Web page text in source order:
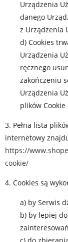
Urządzenia
danego
z Urządzenia
d) Cookies
Urządzenia
ręcznego
zakończeniu
Urządzenia
plików
3. Pełna lista
internetowy
https://
cookie/
4. Cookies są
a) by Serwis
b) by lepiej